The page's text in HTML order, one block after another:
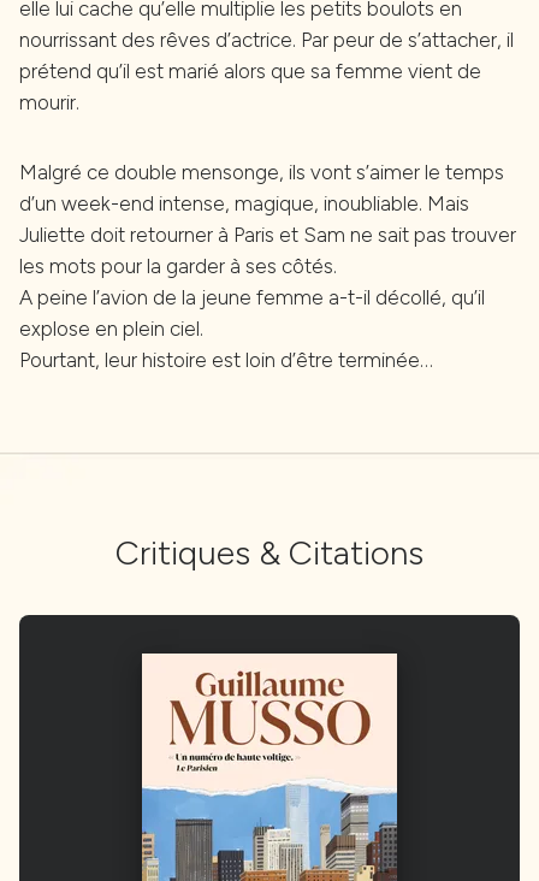
elle lui cache qu’elle multiplie les petits boulots en
nourrissant des rêves d’actrice. Par peur de s’attacher, il
prétend qu’il est marié alors que sa femme vient de
mourir.
Malgré ce double mensonge, ils vont s’aimer le temps
d’un week-end intense, magique, inoubliable. Mais
Juliette doit retourner à Paris et Sam ne sait pas trouver
les mots pour la garder à ses côtés.
A peine l’avion de la jeune femme a-t-il décollé, qu’il
explose en plein ciel.
Pourtant, leur histoire est loin d’être terminée…
Critiques & Citations